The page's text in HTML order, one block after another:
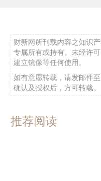
财新网所刊载内容之知识
专属所有或持有。未经许
建立镜像等任何使用。
如有意愿转载，请发邮件至
确认及授权后，方可转载。
推荐阅读